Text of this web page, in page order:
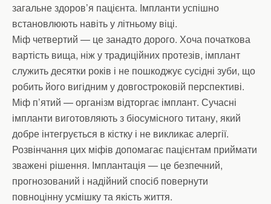
загальне здоров’я пацієнта. Імпланти успішно
встановлюють навіть у літньому віці.
Міф четвертий — це занадто дорого. Хоча початкова
вартість вища, ніж у традиційних протезів, імплант
служить десятки років і не пошкоджує сусідні зуби, що
робить його вигідним у довгостроковій перспективі.
Міф п’ятий — організм відторгає імплант. Сучасні
імпланти виготовляють з біосумісного титану, який
добре інтегрується в кістку і не викликає алергії.
Розвінчання цих міфів допомагає пацієнтам приймати
зважені рішення. Імплантація — це безпечний,
прогнозований і надійний спосіб повернути
повноцінну усмішку та якість життя.